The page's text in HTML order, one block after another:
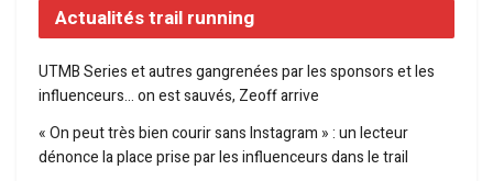
Actualités trail running
UTMB Series et autres gangrenées par les sponsors et les
influenceurs… on est sauvés, Zeoff arrive
« On peut très bien courir sans Instagram » : un lecteur
dénonce la place prise par les influenceurs dans le trail